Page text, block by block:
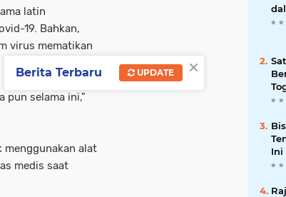
latin
19. Bahkan,
virus mematikan
pun selama ini,"
menggunakan alat
medis saat
Ini
×
Berita Terbaru UPDATE